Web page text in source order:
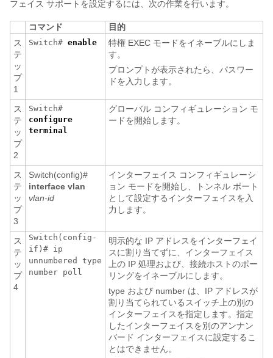
フェイス サポートを設定するには、次の作業を行います。
コマンド
目的
ス
テ
ッ
プ
1
Switch# enable
特権 EXEC モードをイネーブルにしま
す。
プロンプトが表示されたら、パスワー
ドを入力します。
ス
テ
ッ
プ
2
Switch#
configure
terminal
グローバル コンフィギュレーション モ
ードを開始します。
ス
テ
ッ
プ
3
Switch(config)#
interface vlan
vlan-id
インターフェイス コンフィギュレーシ
ョン モードを開始し、トンネル ポート
として設定するインターフェイスを入
力します。
ス
テ
ッ
プ
4
Switch(config-
if)# ip
unnumbered type
number poll
明示的な IP アドレスをインターフェイ
スに割り当てずに、インターフェイス
上の IP 処理および、接続ホストのポー
リングをイネーブルにします。
type および number は、IP アドレスが
割り当てられているスイッチ上の別の
インターフェイスを指定します。指定
したインターフェイスを別のアンナン
バード インターフェイスに設定するこ
とはできません。